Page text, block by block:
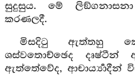
සුදුසුය. මේ
කරණලදී.
මිසදිටු ඇත්තහු
ශස්වතොච්ඡෙද දෘෂ්ටීන්
ඇත්තේවේද,